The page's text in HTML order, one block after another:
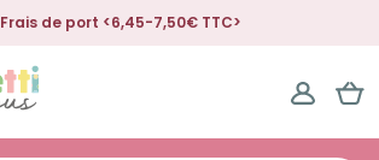
Frais de port <6,45-7,50€ TTC>